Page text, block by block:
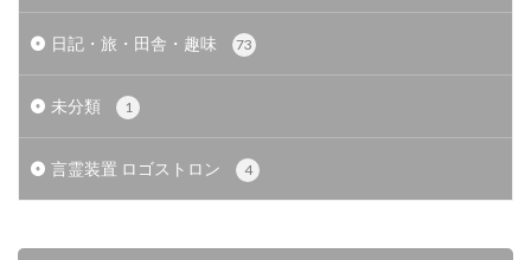
日記・旅・田舎・趣味 73
未分類 1
言霊装置 ロゴストロン 4